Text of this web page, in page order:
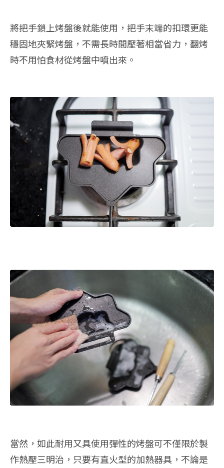
將把手鎖上烤盤後就能使用，把手末端的扣環更能
穩固地夾緊烤盤，不需長時間壓著相當省力，翻烤
時不用怕食材從烤盤中噴出來。
當然，如此耐用又具使用彈性的烤盤可不僅限於製
作熱壓三明治，只要有直火型的加熱器具，不論是